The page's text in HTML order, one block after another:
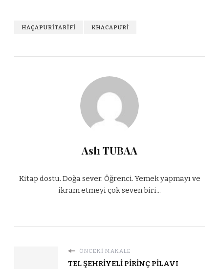
HAÇAPURITARIFI KHACAPURI
Aslı TUBAA
Kitap dostu. Doğa sever. Öğrenci. Yemek yapmayı ve
ikram etmeyi çok seven biri...
ÖNCEKI MAKALE
TEL ŞEHRİYELİ PİRİNÇ PİLAVI